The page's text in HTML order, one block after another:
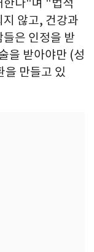
한다"며 "법적
않고, 건강과
은 인정을 받
을 받아야만 (성
을 만들고 있